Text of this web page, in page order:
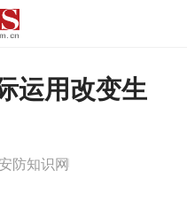
运用改变生
防知识网